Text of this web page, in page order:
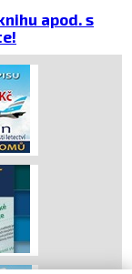
apod. s